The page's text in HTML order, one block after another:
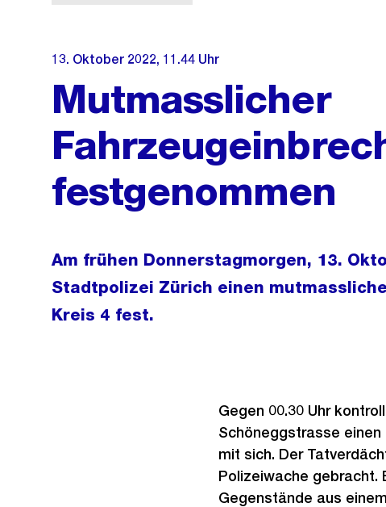
13. Oktober 2022, 11.44 Uhr
Mutmasslicher
festgenommen
Am frühen Donnerstagmorgen, 13.
Stadtpolizei Zürich einen
Kreis 4 fest.
Gegen 00.30 Uhr
Schöneggstrasse
mit sich. Der
Polizeiwache gebracht.
Gegenstände aus